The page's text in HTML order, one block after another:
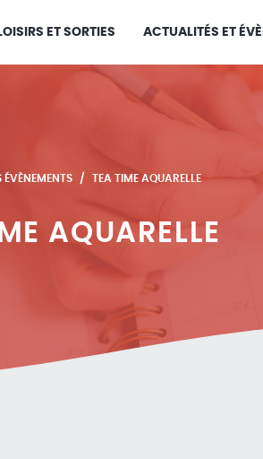
ET SORTIES ACTUALITÉS ET
ÉVÈNEMENTS TEA TIME AQUARELLE
AQUARELLE